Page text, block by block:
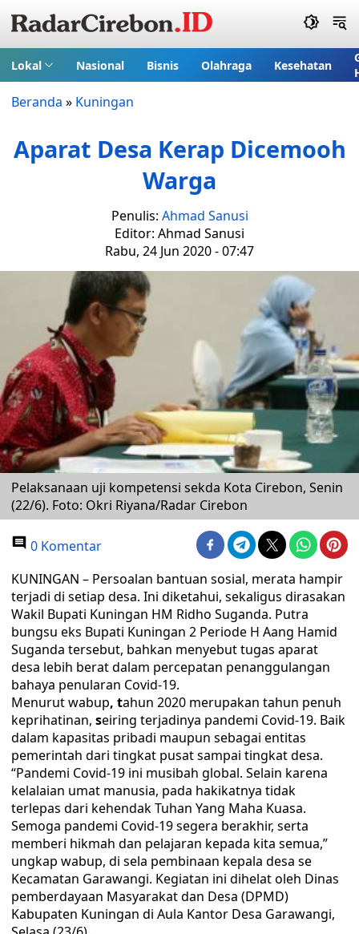
Lokal Nasional Bisnis Olahraga Kesehatan
Beranda » Kuningan
Aparat Desa Kerap Dicemooh
Warga
Penulis: Ahmad Sanusi
Editor: Ahmad Sanusi
Rabu, 24 Jun 2020 - 07:47
Pelaksanaan uji kompetensi sekda Kota Cirebon, Senin
(22/6). Foto: Okri Riyana/Radar Cirebon
0 Komentar
KUNINGAN – Persoalan bantuan sosial, merata hampir
terjadi di setiap desa. Ini diketahui, sekaligus dirasakan
Wakil Bupati Kuningan HM Ridho Suganda. Putra
bungsu eks Bupati Kuningan 2 Periode H Aang Hamid
Suganda tersebut, bahkan menyebut tugas aparat
desa lebih berat dalam percepatan penanggulangan
bahaya penularan Covid-19.
Menurut wabup, tahun 2020 merupakan tahun penuh
keprihatinan, seiring terjadinya pandemi Covid-19. Baik
dalam kapasitas pribadi maupun sebagai entitas
pemerintah dari tingkat pusat sampai tingkat desa.
“Pandemi Covid-19 ini musibah global. Selain karena
kelalaian umat manusia, pada hakikatnya tidak
terlepas dari kehendak Tuhan Yang Maha Kuasa.
Semoga pandemi Covid-19 segera berakhir, serta
memberi hikmah dan pelajaran kepada kita semua,”
ungkap wabup, di sela pembinaan kepala desa se
Kecamatan Garawangi. Kegiatan ini dihelat oleh Dinas
pemberdayaan Masyarakat dan Desa (DPMD)
Kabupaten Kuningan di Aula Kantor Desa Garawangi,